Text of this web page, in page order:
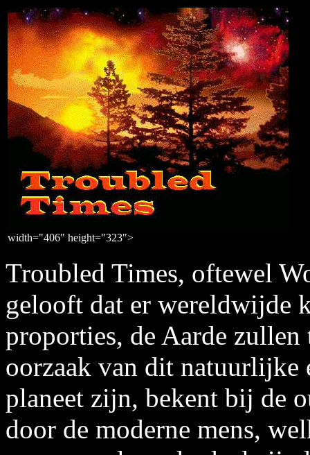
width="406" height="323">
Troubled Times, oftewel
gelooft dat er wereldwijde
proporties, de Aarde
oorzaak van dit natuurlijke
planeet zijn, bekent bij de
door de moderne mens,